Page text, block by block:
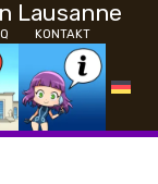
Lausanne
KONTAKT